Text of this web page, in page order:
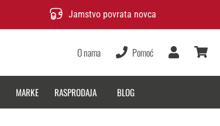
Jamstvo povrata novca
O nama Pomoć
Korisnik
MARKE RASPRODAJA BLOG